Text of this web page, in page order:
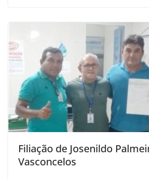
Filiação de Josenildo
Vasconcelos